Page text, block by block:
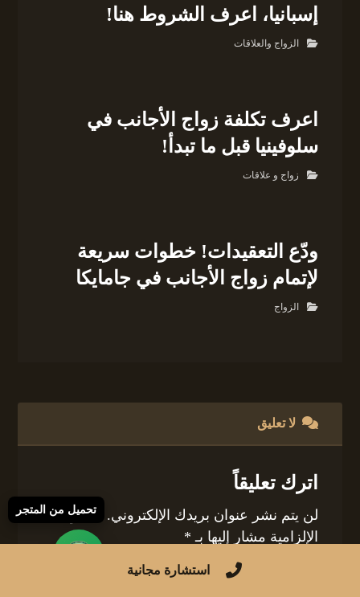
إسبانيا، اعرف الشروط هنا!
الزواج والعلاقات
اعرف تكلفة زواج الأجانب في
سلوفينيا قبل ما تبدأ!
زواج و علاقات
ودّع التعقيدات! خطوات سريعة
لإتمام زواج الأجانب في جامايكا
الزواج
لا تعليق
اترك تعليقاً
لن يتم نشر عنوان بريدك الإلكتروني.
الحقول
الإلزامية مشار إليها بـ *
استشارة مجانية
تحميل من المتجر